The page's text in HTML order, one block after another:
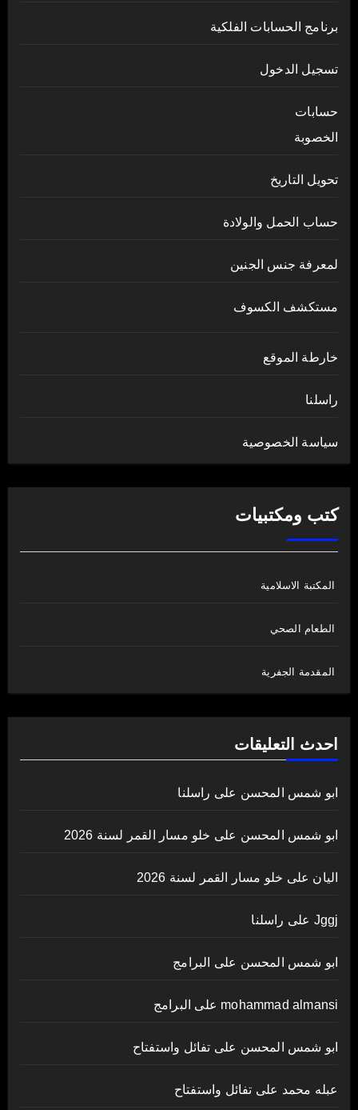
برنامج الحسابات الفلكية
تسجيل الدخول
حسابات
الخصوبة
تحويل التاريخ
حساب الحمل والولادة
لمعرفة جنس الجنين
مستكشف الكسوف
خارطة الموقع
راسلنا
سياسة الخصوصية
كتب ومكتبيات
المكتبة الاسلامية
الطعام الصحي
المقدمة الجفرية
احدث التعليقات
ابو شمس المحسن على راسلنا
ابو شمس المحسن على خلو مسار القمر لسنة 2026
اليان على خلو مسار القمر لسنة 2026
Jggj على راسلنا
ابو شمس المحسن على البرامج
mohammad almansi على البرامج
ابو شمس المحسن على تفائل واستفتاح
عبله محمد على تفائل واستفتاح